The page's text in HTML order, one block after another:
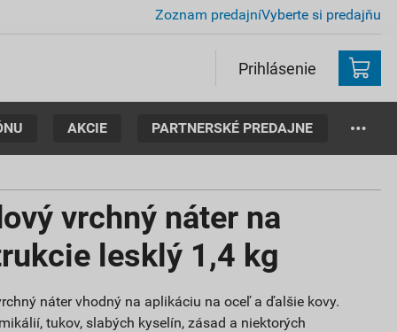
Zoznam predajníVyberte si predajňu
Prihlásenie
AKCIE PARTNERSKÉ PREDAJNE
vrchný náter na
lesklý 1,4 kg
náter vhodný na aplikáciu na oceľ a ďalšie kovy.
tukov, slabých kyselín, zásad a niektorých